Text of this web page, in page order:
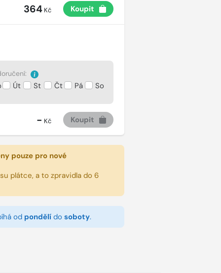
364Kč Koupit
Út St Čt Pá So
- Kč Koupit
pouze pro nové
plátce, a to zpravidla do 6
od pondělído soboty.